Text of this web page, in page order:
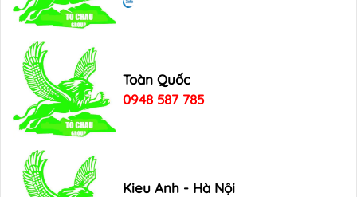
Toàn Quốc
0948 587 785
Kieu Anh - Hà Nội